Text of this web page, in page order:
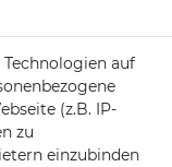
auf
(z.B. IP-
zu
einzubinden